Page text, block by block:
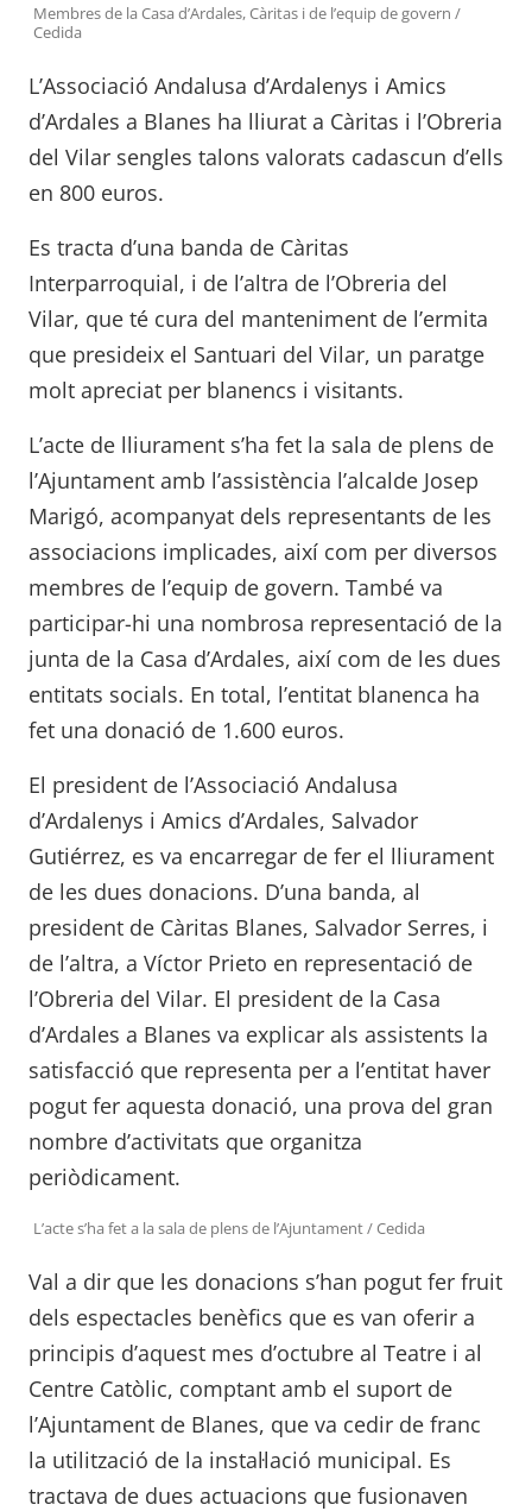
Membres de la Casa d’Ardales, Càritas i de l’equip de govern /
Cedida
L’Associació Andalusa d’Ardalenys i Amics
d’Ardales a Blanes ha lliurat a Càritas i l’Obreria
del Vilar sengles talons valorats cadascun d’ells
en 800 euros.
Es tracta d’una banda de Càritas
Interparroquial, i de l’altra de l’Obreria del
Vilar, que té cura del manteniment de l’ermita
que presideix el Santuari del Vilar, un paratge
molt apreciat per blanencs i visitants.
L’acte de lliurament s’ha fet la sala de plens de
l’Ajuntament amb l’assistència l’alcalde Josep
Marigó, acompanyat dels representants de les
associacions implicades, així com per diversos
membres de l’equip de govern. També va
participar-hi una nombrosa representació de la
junta de la Casa d’Ardales, així com de les dues
entitats socials. En total, l’entitat blanenca ha
fet una donació de 1.600 euros.
El president de l’Associació Andalusa
d’Ardalenys i Amics d’Ardales, Salvador
Gutiérrez, es va encarregar de fer el lliurament
de les dues donacions. D’una banda, al
president de Càritas Blanes, Salvador Serres, i
de l’altra, a Víctor Prieto en representació de
l’Obreria del Vilar. El president de la Casa
d’Ardales a Blanes va explicar als assistents la
satisfacció que representa per a l’entitat haver
pogut fer aquesta donació, una prova del gran
nombre d’activitats que organitza
periòdicament.
L’acte s’ha fet a la sala de plens de l’Ajuntament / Cedida
Val a dir que les donacions s’han pogut fer fruit
dels espectacles benèfics que es van oferir a
principis d’aquest mes d’octubre al Teatre i al
Centre Catòlic, comptant amb el suport de
l’Ajuntament de Blanes, que va cedir de franc
la utilització de la instal·lació municipal. Es
tractava de dues actuacions que fusionaven